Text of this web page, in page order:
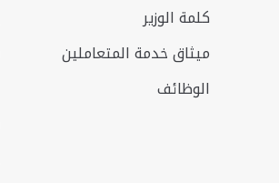
كلمة الوزير
ميثاق خدمة المتعاملين
الوظائف